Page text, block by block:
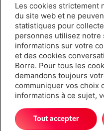
JVC HA-A4T BU
Les cookies strictement
du site web et ne
statistiques pour
personnes utilisez
informations sur votre
et des cookies
Borre. Pour tous les
demandons toujours
communiquer vos choix
informations à ce sujet,
Tout accepter